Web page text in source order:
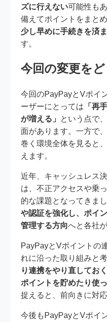
ズに行えない可能性も
備えてポイントをまと
少し早めに手続きを済
す。
今回の変更を
今回のPayPayとVポイ
ーザーにとっては 「再
が増える」 という点で
面があります。一方で
巻く環境全体を見ると
えます。
近年、キャッシュレス
は、不正アクセスや乗
的な課題となってきま
や認証を強化し、ポイ
管理する方向へと各社
PayPayとVポイントの
れに沿った取り組みと
り連携をやり直してお
ポイントを貯めたり使
捉えると、前向きに対
今後もPayPayとVポイ